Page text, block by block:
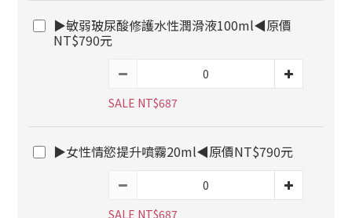
▶敏弱玻尿酸修護水性潤滑液100ml◀原價
NT$790元
SALE NT$687
▶女性情慾提升噴霧20ml◀原價NT$790元
SALE NT$687